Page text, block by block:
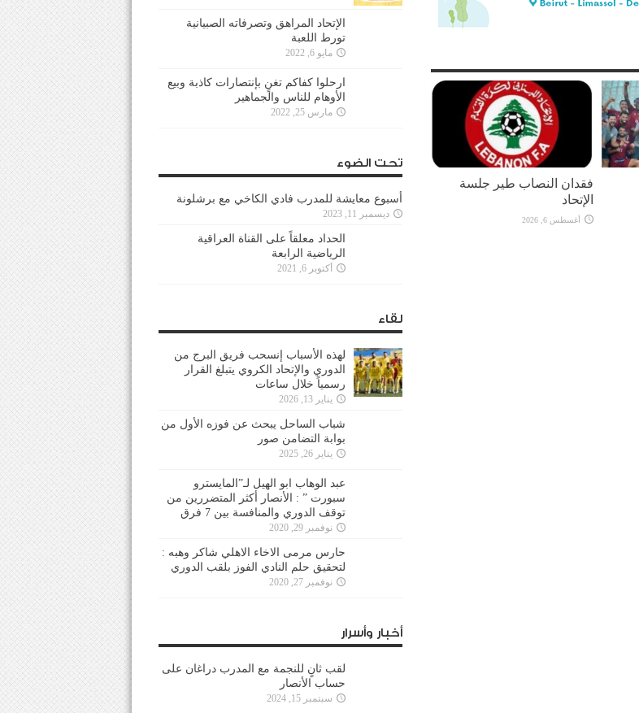
فقدان النصاب طير جلسة
الإتحاد
أغسطس 6, 2026
الإتحاد المراهق وتصرفاته الصبيانية
تورط اللعبة
مايو 6, 2022
ارحلوا كفاكم تغنٍ بإنتصارات كاذبة وبيع
الأوهام للناس والجماهير
مارس 25, 2022
تحت الضوء
أسبوع معايشة للمدرب فادي الكاخي مع برشلونة
ديسمبر 11, 2023
الحداد معلقاً على القناة العراقية
الرياضية الرابعة
أكتوبر 6, 2021
لقاء
لهذه الأسباب إنسحب فريق البرج من
الدوري والإتحاد الكروي يتبلغ القرار
رسمياً خلال ساعات
يناير 13, 2026
شباب الساحل يبحث عن فوزه الأول من
بوابة التضامن صور
يناير 26, 2025
عبد الوهاب ابو الهيل لـ”المايسترو
سبورت ” : الأنصار أكثر المتضررين من
توقف الدوري والمنافسة بين 7 فرق
نوفمبر 29, 2020
حارس مرمى الاخاء الاهلي شاكر وهبه :
لتحقيق حلم النادي الفوز بلقب الدوري
نوفمبر 27, 2020
أخبار وأسرار
لقب ثانٍ للنجمة مع المدرب دراغان على
حساب الأنصار
سبتمبر 15, 2024